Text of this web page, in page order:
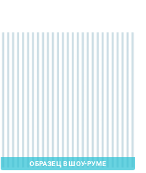
ОБРАЗЕЦ В ШОУ-РУМЕ